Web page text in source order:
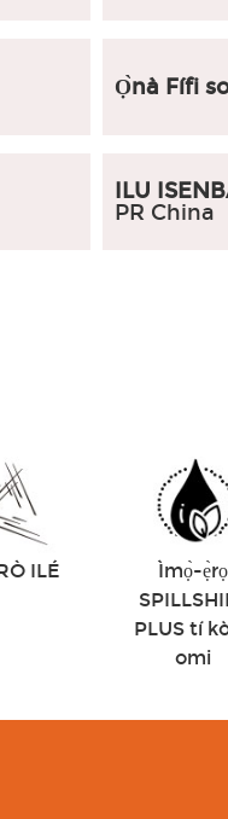
Ọ̀nà Fífi
ILU
PR China
ILÉ
Ìmọ̀-ẹ̀rọ
PLUS tí
omi